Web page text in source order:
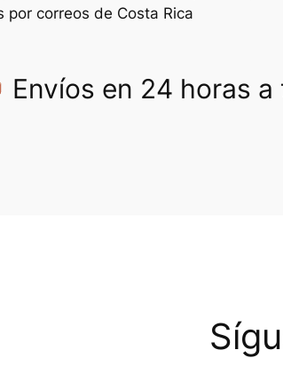
por correos de Costa Rica
Envíos en 24 horas